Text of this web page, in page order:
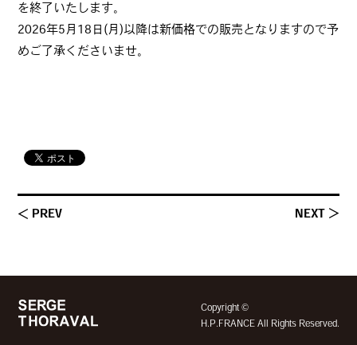
を終了いたします。
2026年5月18日(月)以降は新価格での販売となりますので予
めご了承くださいませ。
＜ PREV NEXT ＞
Copyright ©
H.P.FRANCE All Rights Reserved.